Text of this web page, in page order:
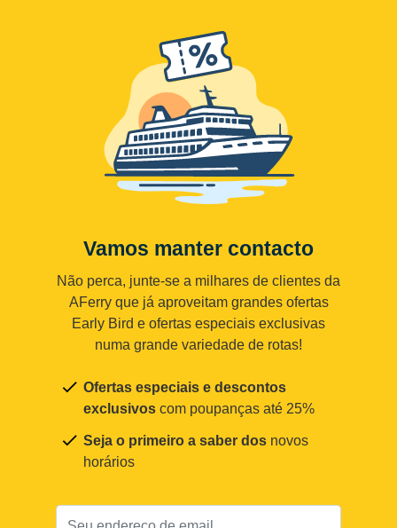
Vamos manter contacto
Não perca, junte-se a milhares de clientes da
AFerry que já aproveitam grandes ofertas
Early Bird e ofertas especiais exclusivas
numa grande variedade de rotas!
Ofertas especiais e descontos
exclusivos com poupanças até 25%
Seja o primeiro a saber dos novos
horários